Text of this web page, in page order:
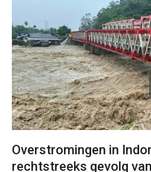
Overstromingen in
rechtstreeks gevolg